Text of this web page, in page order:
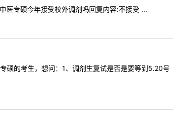
专硕今年接受校外调剂吗回复内容:不接受 ...
的考生，想问：1、调剂生复试是否是要等到5.20号